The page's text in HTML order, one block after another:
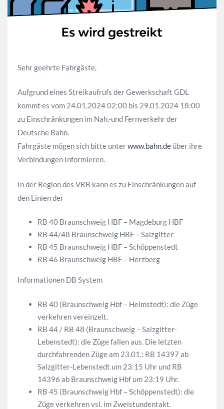
Sehr geehrte Fahrgäste,
Aufgrund eines Streikaufrufs der Gewerkschaft GDL
kommt es vom 24.01.2024 02:00 bis 29.01.2024 18:00
zu Einschränkungen im Nah.-und Fernverkehr der
Deutsche Bahn.
Fahrgäste mögen sich bitte unterwww.bahn.de über ihre
Verbindungen Informieren.
In der Region des VRB kann es zu Einschränkungen auf
den Linien der
RB 40 Braunschweig HBF – Magdeburg HBF
RB 44/48 Braunschweig HBF – Salzgitter
RB 45 Braunschweig HBF – Schöppenstedt
RB 46 Braunschweig HBF – Herzberg
Informationen DB System
RB 40 (Braunschweig Hbf – Helmstedt): die Züge
verkehren vereinzelt.
RB 44 / RB 48 (Braunschweig – Salzgitter-
Lebenstedt): die Züge fallen aus. Die letzten
durchfahrenden Züge am 23.01.: RB 14397 ab
Salzgitter-Lebenstedt um 23:15 Uhr und RB
14396 ab Braunschweig Hbf um 23:19 Uhr.
RB 45 (Braunschweig Hbf – Schöppenstedt): die
Züge verkehren vsl. im Zweistundentakt.